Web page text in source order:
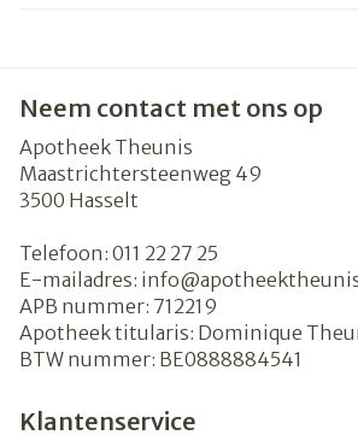
Neem contact met ons op
Apotheek Theunis
Maastrichtersteenweg 49
3500 Hasselt
Telefoon: 011 22 27 25
E-mailadres: info@
APB nummer: 712219
Apotheek titularis: Dominique
BTW nummer: BE0888884541
Klantenservice